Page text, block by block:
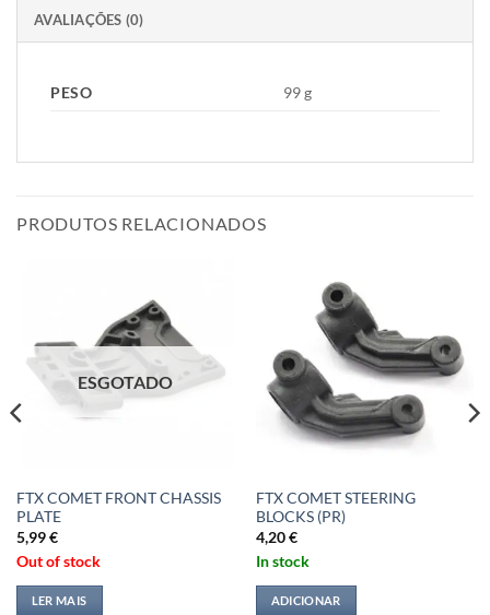
AVALIAÇÕES (0)
PESO 99 g
PRODUTOS RELACIONADOS
ESGOTADO
FTX COMET FRONT CHASSIS
PLATE
5,99€
Out of stock
LER MAIS
FTX COMET STEERING
BLOCKS (PR)
4,20€
In stock
ADICIONAR